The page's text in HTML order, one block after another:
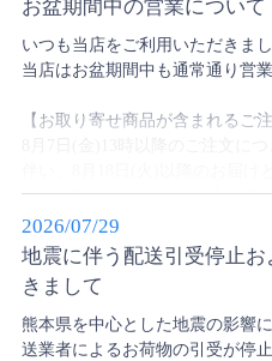
お盆期間中の営業について
いつも当店をご利用いただきま
当店はお盆期間中も通常通り営業
【お取り寄せ商品が含まれるご
8月7日(金)13時以降のご注文に
伴い、8月18日(火)以降のお届
※お盆期間中の配送は交通機関
る可能性がございます。予めご
ださいますようお願いいたします
※クレオシリーズの在庫商品に
ず発送いたします。
【返品・交換について】
2026/07/29
地震に伴う配送引受停止
きまして
熊本県を中心とした地震の影響
送業者によるお荷物の引受が停